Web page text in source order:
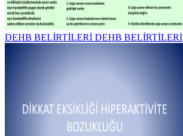
DEHB BELİRTİLERİ DEHB BELİRTİLERİ